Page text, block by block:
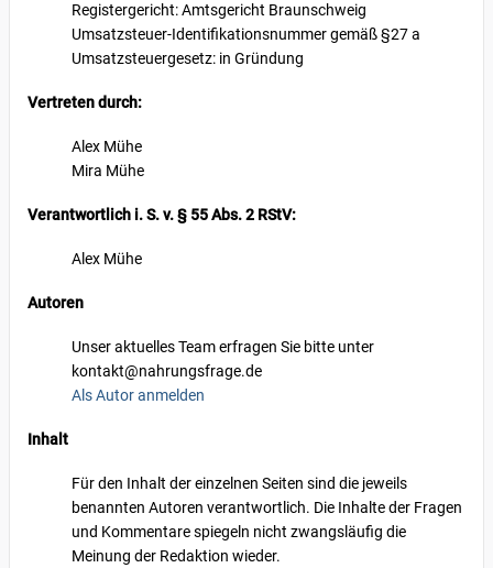
Registergericht: Amtsgericht Braunschweig
Umsatzsteuer-Identifikationsnummer gemäß §27 a
Umsatzsteuergesetz: in Gründung
Vertreten durch:
Alex Mühe
Mira Mühe
Verantwortlich i. S. v. § 55 Abs. 2 RStV:
Alex Mühe
Autoren
Unser aktuelles Team erfragen Sie bitte unter
kontakt@nahrungsfrage.de
Als Autor anmelden
Inhalt
Für den Inhalt der einzelnen Seiten sind die jeweils
benannten Autoren verantwortlich. Die Inhalte der Fragen
und Kommentare spiegeln nicht zwangsläufig die
Meinung der Redaktion wieder.